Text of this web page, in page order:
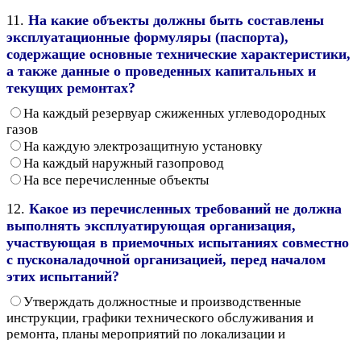
11. На какие объекты должны быть составлены
эксплуатационные формуляры (паспорта),
содержащие основные технические характеристики,
а также данные о проведенных капитальных и
текущих ремонтах?
На каждый резервуар сжиженных углеводородных
газов
На каждую электрозащитную установку
На каждый наружный газопровод
На все перечисленные объекты
12. Какое из перечисленных требований не должна
выполнять эксплуатирующая организация,
участвующая в приемочных испытаниях совместно
с пусконаладочной организацией, перед началом
этих испытаний?
Утверждать должностные и производственные
инструкции, графики технического обслуживания и
ремонта, планы мероприятий по локализации и